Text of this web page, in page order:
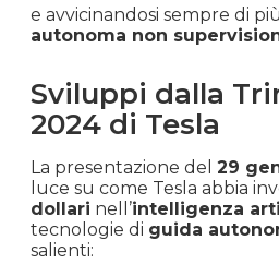
e avvicinandosi sempre di
autonoma non
Sviluppi dalla
2024 di Tesla
La presentazione del 29
luce su come Tesla abbia
dollari nell’intelligenza
tecnologie di guida
salienti: